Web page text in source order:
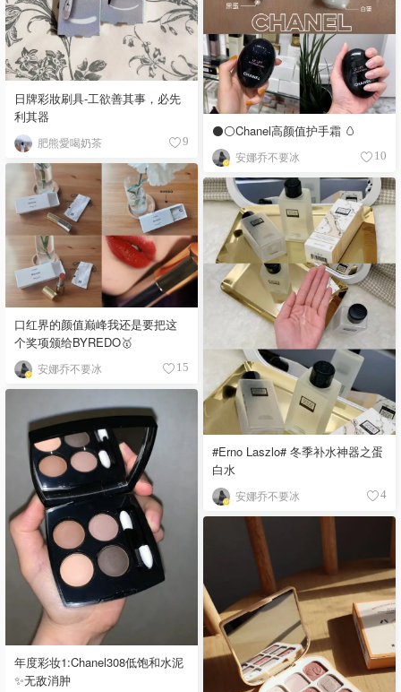
日牌彩妝刷具-工欲善其事，必先
利其器
肥熊愛喝奶茶 9
⚫️⚪️Chanel高颜值护手霜 🥚
安娜乔不要冰 10
口红界的颜值巅峰我还是要把这
个奖项颁给BYREDO🥇
安娜乔不要冰 15
#Erno Laszlo# 冬季补水神器之蛋
白水
安娜乔不要冰 4
年度彩妆1:Chanel308低饱和水泥
✨无敌消肿